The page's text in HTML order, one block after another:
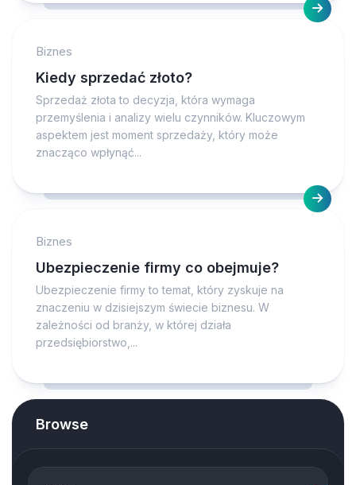
Biznes
Kiedy sprzedać złoto?
Sprzedaż złota to decyzja, która wymaga
przemyślenia i analizy wielu czynników. Kluczowym
aspektem jest moment sprzedaży, który może
znacząco wpłynąć...
Biznes
Ubezpieczenie firmy co obejmuje?
Ubezpieczenie firmy to temat, który zyskuje na
znaczeniu w dzisiejszym świecie biznesu. W
zależności od branży, w której działa
przedsiębiorstwo,...
Browse